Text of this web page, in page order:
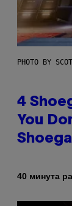
PHOTO BY
4
You
40 минута